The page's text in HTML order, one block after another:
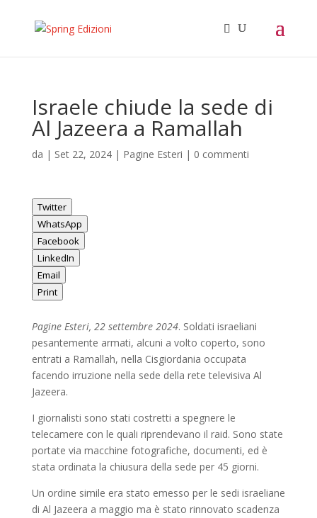
Israele chiude la sede di
Al Jazeera a Ramallah
da | Set 22, 2024| Pagine Esteri | 0 commenti
Twitter
WhatsApp
Facebook
LinkedIn
Email
Print
Pagine Esteri, 22 settembre 2024. Soldati israeliani
pesantemente armati, alcuni a volto coperto, sono
entrati a Ramallah, nella Cisgiordania occupata
facendo irruzione nella sede della rete televisiva Al
Jazeera.
I giornalisti sono stati costretti a spegnere le
telecamere con le quali riprendevano il raid. Sono state
portate via macchine fotografiche, documenti, ed è
stata ordinata la chiusura della sede per 45 giorni.
Un ordine simile era stato emesso per le sedi israeliane
di Al Jazeera a maggio ma è stato rinnovato scadenza